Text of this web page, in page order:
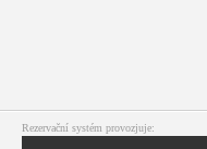
Rezervační systém provozjuje: